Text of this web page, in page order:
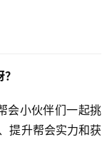
会小伙伴们一起挑
提升帮会实力和获